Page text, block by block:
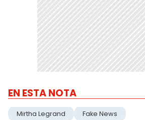
EN ESTA NOTA
Mirtha Legrand Fake News